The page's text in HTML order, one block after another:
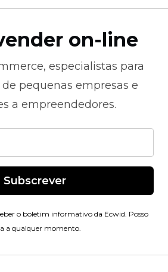
on-line
especialistas para
pequenas empresas e
a empreendedores.
Subscrever
o boletim informativo da Ecwid. Posso
a qualquer momento.